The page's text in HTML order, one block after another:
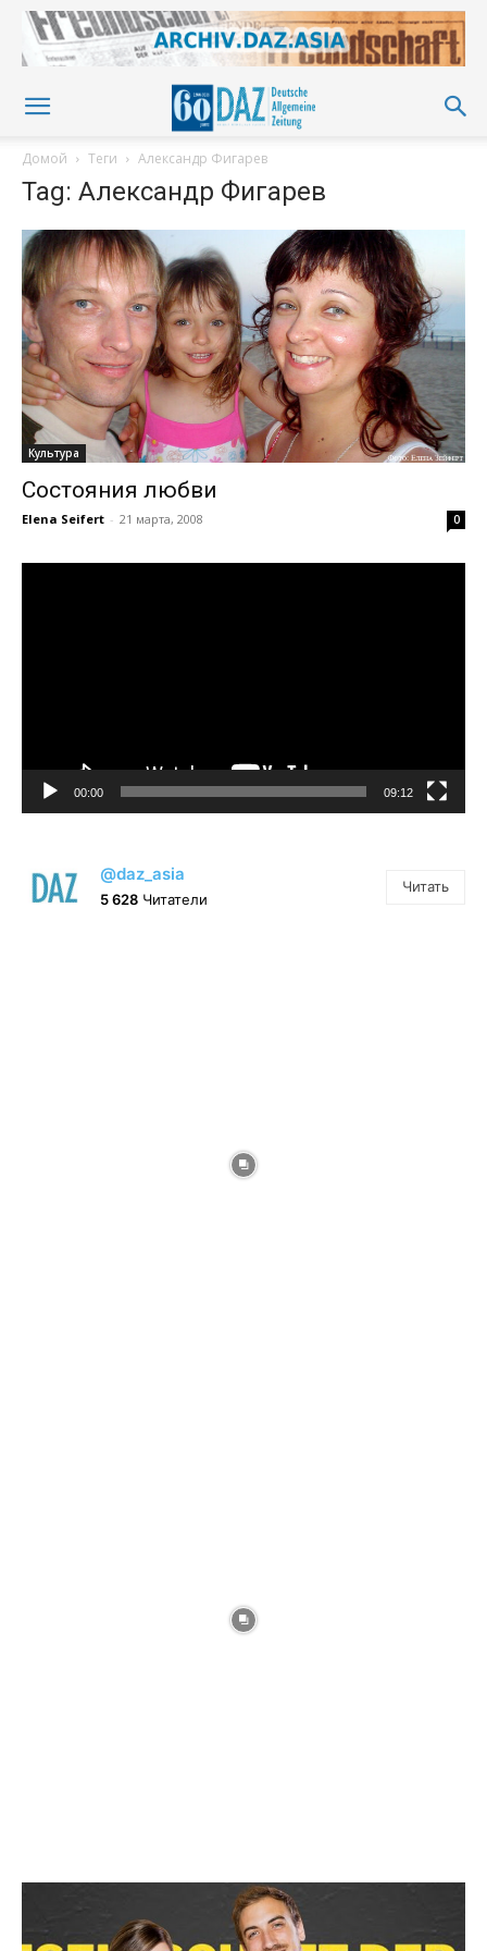
Домой Теги Александр Фигарев
Tag: Александр Фигарев
Культура
Состояния любви
Elena Seifert - 21 марта, 2008 0
00:00 09:12
@daz_asia
5 628 Читатели
Читать